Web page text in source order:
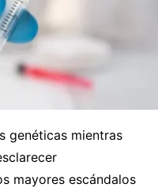
genéticas mientras
mayores escándalos